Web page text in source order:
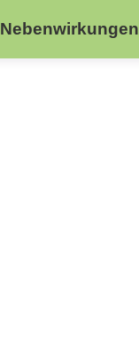
Nebenwirkungen